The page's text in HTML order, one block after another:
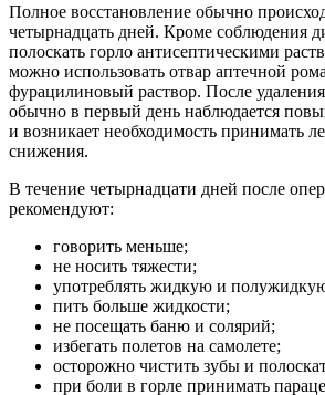
Полное восстановление обычно
четырнадцать дней. Кроме соблюдения
полоскать горло антисептическими
можно использовать отвар аптечной
фурацилиновый раствор. После
обычно в первый день наблюдается
и возникает необходимость принимать
снижения.
В течение четырнадцати дней после
рекомендуют:
говорить меньше;
не носить тяжести;
употреблять жидкую и
пить больше жидкости;
не посещать баню и солярий;
избегать полетов на самолете;
осторожно чистить зубы и
при боли в горле принимать